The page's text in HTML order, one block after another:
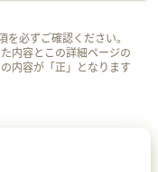
必ずご確認ください。
内容とこの詳細ページの
内容が「正」となります